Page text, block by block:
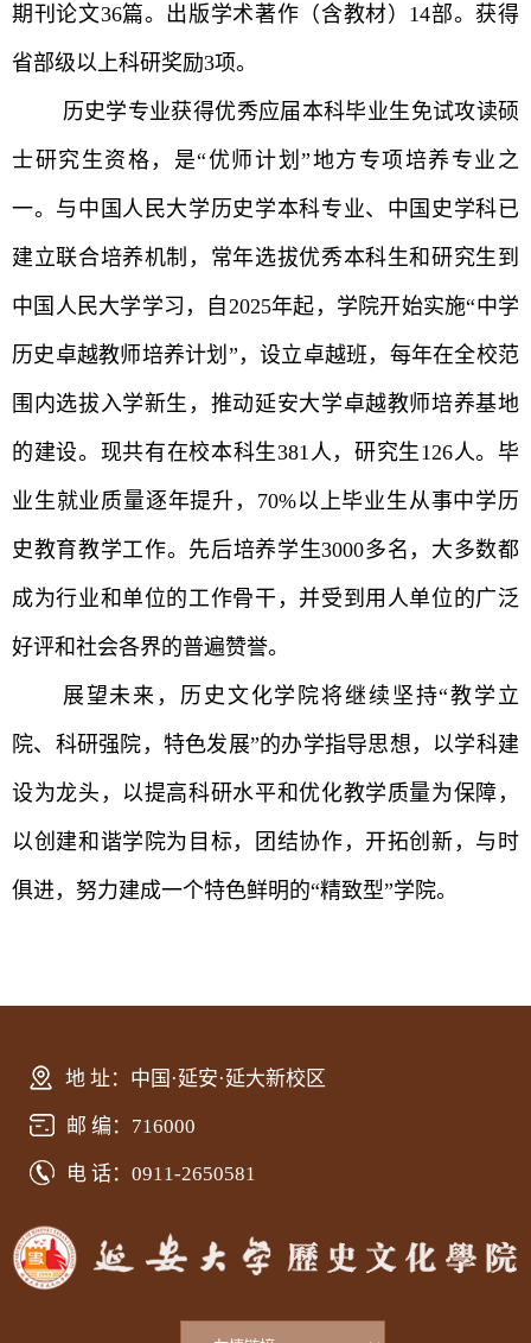
期刊论文36篇。出版学术著作（含教材）14部。获得
省部级以上科研奖励3项。
历史学专业获得优秀应届本科毕业生免试攻读硕
士研究生资格，是“优师计划”地方专项培养专业之
一。与中国人民大学历史学本科专业、中国史学科已
建立联合培养机制，常年选拔优秀本科生和研究生到
中国人民大学学习，自2025年起，学院开始实施“中学
历史卓越教师培养计划”，设立卓越班，每年在全校范
围内选拔入学新生，推动延安大学卓越教师培养基地
的建设。现共有在校本科生381人，研究生126人。 毕
业生就业质量逐年提升，70%以上毕业生从事中学历
史教育教学工作。先后培养学生3000多名，大多数都
成为行业和单位的工作骨干，并受到用人单位的广泛
好评和社会各界的普遍赞誉。
展望未来，历史文化学院将继续坚持“教学立
院、科研强院，特色发展”的办学指导思想，以学科建
设为龙头，以提高科研水平和优化教学质量为保障，
以创建和谐学院为目标，团结协作，开拓创新，与时
俱进，努力建成一个特色鲜明的“精致型”学院。
地 址：中国·延安·延大新校区
邮 编：716000
电 话：0911-2650581